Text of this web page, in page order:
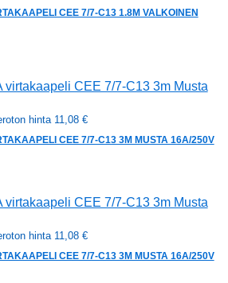
CEE 7/7-C13 1.8M VALKOINEN
hinta 11,08 €
CEE 7/7-C13 3M MUSTA 16A/250V
hinta 11,08 €
CEE 7/7-C13 3M MUSTA 16A/250V